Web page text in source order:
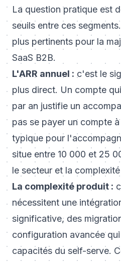
La question pratique est
seuils entre ces
plus pertinents pour la
SaaS B2B.
L'ARR annuel : c'est le
plus direct. Un compte
par an justifie un
pas se payer un compte
typique pour
situe entre 10 000 et 25
le secteur et la
La complexité produit :
nécessitent une
significative, des
configuration avancée
capacités du self-serve.